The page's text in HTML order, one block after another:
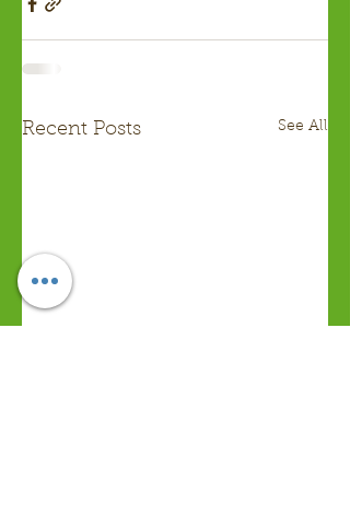
Recent Posts See All